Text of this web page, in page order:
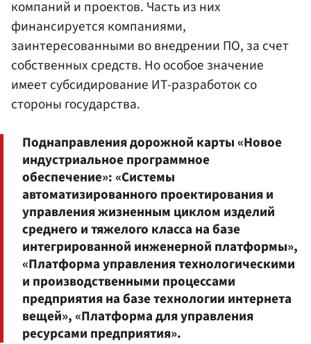
компаний и проектов. Часть из них
финансируется компаниями,
заинтересованными во внедрении ПО, за счет
собственных средств. Но особое значение
имеет субсидирование ИТ-разработок со
стороны государства.
Поднаправления дорожной карты «Новое
индустриальное программное
обеспечение»: «Системы
автоматизированного проектирования и
управления жизненным циклом изделий
среднего и тяжелого класса на базе
интегрированной инженерной платформы»,
«Платформа управления технологическими
и производственными процессами
предприятия на базе технологии интернета
вещей», «Платформа для управления
ресурсами предприятия».